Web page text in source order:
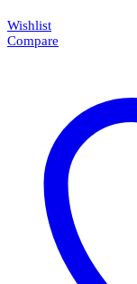
Wishlist
Compare